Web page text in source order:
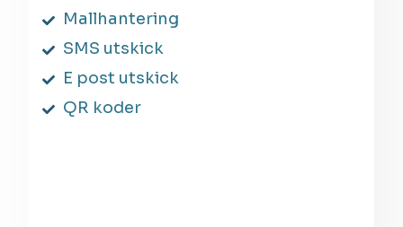
Mallhantering
SMS utskick
E post utskick
QR koder